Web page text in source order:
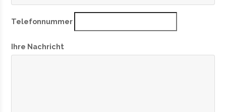
Telefonnummer
Ihre Nachricht